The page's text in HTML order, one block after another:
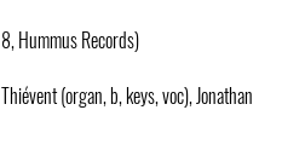
Hummus Records)
(organ, b, keys, voc), Jonathan